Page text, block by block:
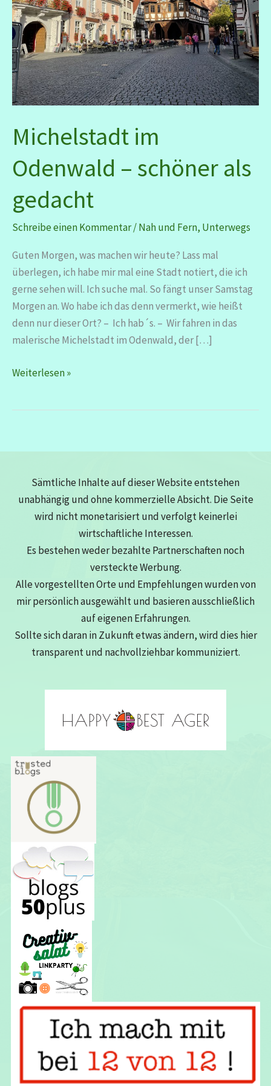
Michelstadt im
Odenwald – schöner als
gedacht
Schreibe einen Kommentar/Nah und Fern, Unterwegs
Guten Morgen, was machen wir heute? Lass mal
überlegen, ich habe mir mal eine Stadt notiert, die ich
gerne sehen will. Ich suche mal. So fängt unser Samstag
Morgen an. Wo habe ich das denn vermerkt, wie heißt
denn nur dieser Ort? – Ich hab´s. – Wir fahren in das
malerische Michelstadt im Odenwald, der […]
Michelstadt
Weiterlesen »
Sämtliche Inhalte auf dieser Website entstehen
unabhängig und ohne kommerzielle Absicht. Die Seite
wird nicht monetarisiert und verfolgt keinerlei
wirtschaftliche Interessen.
Es bestehen weder bezahlte Partnerschaften noch
versteckte Werbung.
Alle vorgestellten Orte und Empfehlungen wurden von
mir persönlich ausgewählt und basieren ausschließlich
auf eigenen Erfahrungen.
Sollte sich daran in Zukunft etwas ändern, wird dies hier
transparent und nachvollziehbar kommuniziert.